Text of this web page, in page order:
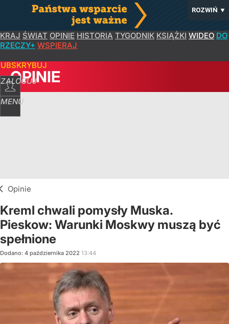
ROZWIŃ ▼
KRAJ ŚWIAT OPINIE HISTORIA TYGODNIK KSIĄŻKI WIDEO DO
RZECZY+ WSPIERAJ
ZALOGUJ
MENU
OPINIE
Opinie
Kreml chwali pomysły Muska.
Pieskow: Warunki Moskwy muszą być
spełnione
Dodano: 4 października 2022 13:44